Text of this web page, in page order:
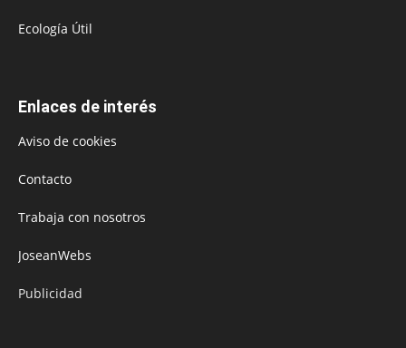
Ecología Útil
Enlaces de interés
Aviso de cookies
Contacto
Trabaja con nosotros
JoseanWebs
Publicidad